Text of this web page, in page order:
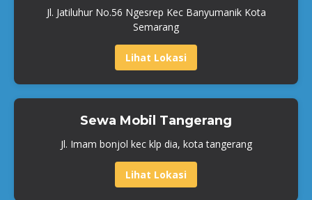
Jl. Jatiluhur No.56 Ngesrep Kec Banyumanik Kota
Semarang
Lihat Lokasi
Sewa Mobil Tangerang
Jl. Imam bonjol kec klp dia, kota tangerang
Lihat Lokasi